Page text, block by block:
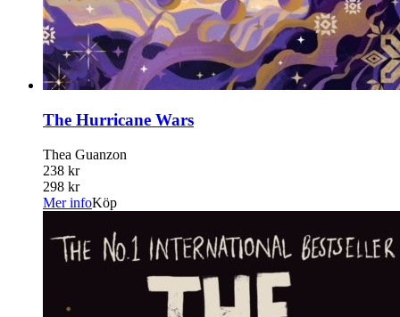
The Hurricane Wars
Thea Guanzon
238 kr
298 kr
Mer infoKöp